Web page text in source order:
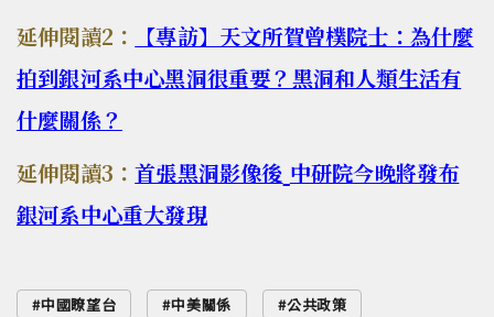
延伸閱讀2：
【專訪】天文所賀曾樸院士：為什麼
拍到銀河系中心黑洞很重要？黑洞和人類生活有
什麼關係？
延伸閱讀3：首張黑洞影像後 中研院今晚將發布
銀河系中心重大發現
中國瞭望台 中美關係
公共政策